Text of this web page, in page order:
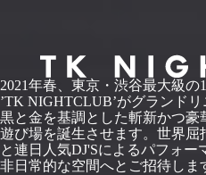
2021年春、東京・渋谷最大級の
’TK NIGHTCLUB’がグランドリ
黒と金を基調とした斬新かつ
遊び場を誕生させます。世界屈
と連日人気DJ'Sによるパフォー
非日常的な空間へとご招待しま